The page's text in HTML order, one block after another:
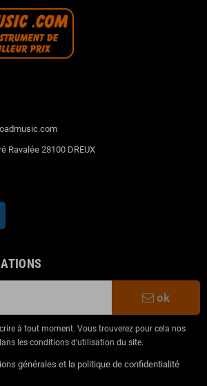
Ravalée 28100 DREUX
ok
à tout moment. Vous trouverez pour cela nos
les conditions d'utilisation du site.
générales et la politique de confidentialité